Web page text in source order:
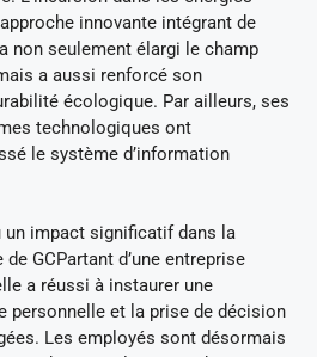
innovante intégrant de
non seulement élargi le champ
a aussi renforcé son
écologique. Par ailleurs, ses
technologiques ont
le système d’information
un impact significatif dans la
GCPartant d’une entreprise
a réussi à instaurer une
personnelle et la prise de décision
Les employés sont désormais